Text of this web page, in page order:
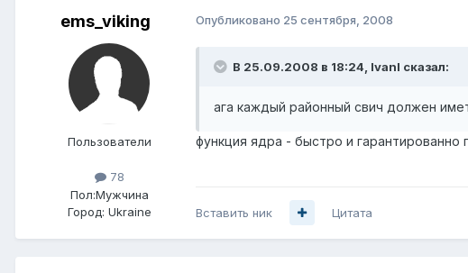
ems_viking
Пользователи
78
Пол:Мужчина
Город: Ukraine
Опубликовано 25 сентября, 2008
В 25.09.2008 в 18:24, IvanI сказал:
ага каждый районный свич должен
функция ядра - быстро и гарантированно
Вставить ник Цитата